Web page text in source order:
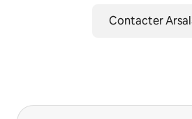
Contacter